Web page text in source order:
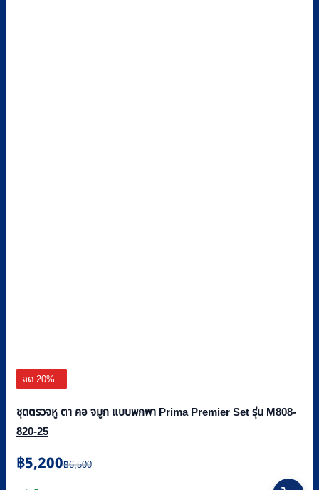
ลด 20%
ชุดตรวจหู ตา คอ จมูก แบบพกพา Prima Premier Set รุ่น M808-
820-25
฿6,500
Original
price
฿5,200
Current
price